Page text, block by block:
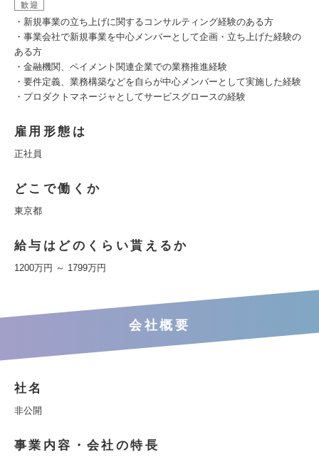
歓迎
・新規事業の立ち上げに関するコンサルティング経験のある方
・事業会社で新規事業を中心メンバーとして企画・立ち上げた経験の
ある方
・金融機関、ペイメント関連企業での業務推進経験
・要件定義、業務構築などを自らが中心メンバーとして実施した経験
・プロダクトマネージャとしてサービスグロースの経験
雇用形態は
正社員
どこで働くか
東京都
給与はどのくらい貰えるか
1200万円 ～ 1799万円
会社概要
社名
非公開
事業内容・会社の特長